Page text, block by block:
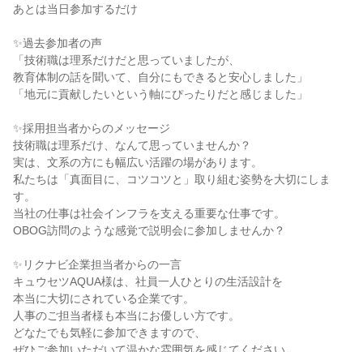
あとは当日参加するだけ
✨過去参加者の声
「技術職は理系だけだと思っていましたが、
教育体制の話を聞いて、自分にもできると安心しました」
「地元に貢献したいという軸にぴったりだと感じました」
✨採用担当者からのメッセージ
技術職は理系だけ、なんて思っていませんか？
実は、文系の方にも幅広い活躍の場があります。
私たちは「真面目に、コツコツと」取り組む姿勢を大切にしま
す。
当社の仕事は社会インフラを支える重要な仕事です。
OBOG訪問のような感覚で説明会に参加しませんか？
✨リクナビ企業担当者からの一言
キュウセツAQUA様は、社員一人ひとりの生活設計を
本当に大切にされている企業です。
人事のご担当者様も本当にお優しい方です。
どなたでも気軽に参加できますので、